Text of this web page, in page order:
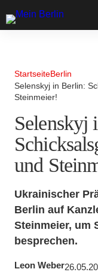
StartseiteBerlin
Selenskyj in Berlin:
Steinmeier!
Selenskyj
und
Ukrainischer
Berlin auf
Steinmeier, um
besprechen.
Leon Weber